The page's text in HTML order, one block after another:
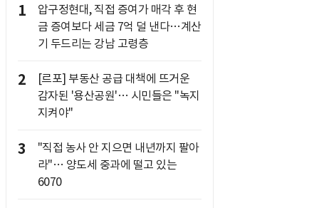
1
압구정현대, 직접 증여가 매각 후 현
금 증여보다 세금 7억 덜 낸다…계산
기 두드리는 강남 고령층
2
[르포] 부동산 공급 대책에 뜨거운
감자된 '용산공원'… 시민들은 "녹지
지켜야"
3
"직접 농사 안 지으면 내년까지 팔아
라"… 양도세 중과에 떨고 있는
6070